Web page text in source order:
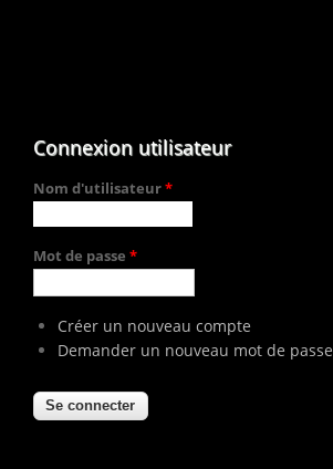
Connexion utilisateur
Nom d'utilisateur*
Mot de passe *
Créer un nouveau compte
Demander un nouveau mot de passe